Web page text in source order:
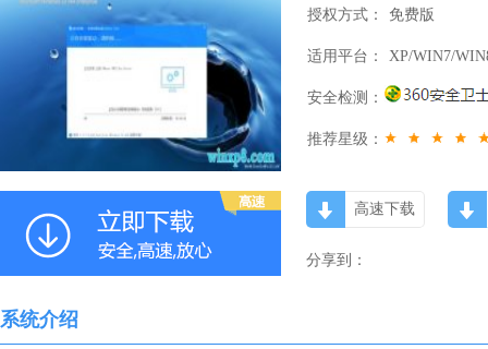
授权方式： 免费版
适用平台： XP/WIN7/
安全检测：
推荐星级：
高速下载
分享到：
系统介绍